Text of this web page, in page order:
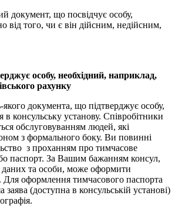
документ, що посвідчує особу,
від того, чи є він дійсним, недійсним,
особу, необхідний, наприклад,
рахунку
якого документа, що підтверджує особу,
в консульську установу. Співробітники
обслуговуванням людей, які
з формального боку. Ви повинні
з проханням про тимчасове
паспорт. За Вашим бажанням консул,
даних та особи, може оформити
Для оформлення тимчасового паспорта
заява (доступна в консульській установі)